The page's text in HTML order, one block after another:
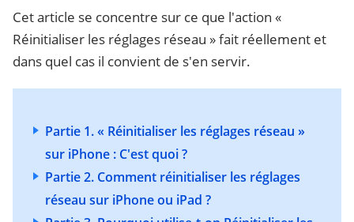
Cet article se concentre sur ce que l'action «
Réinitialiser les réglages réseau » fait réellement et
dans quel cas il convient de s'en servir.
Partie 1. « Réinitialiser les réglages réseau »
sur iPhone : C'est quoi ?
Partie 2. Comment réinitialiser les réglages
réseau sur iPhone ou iPad ?